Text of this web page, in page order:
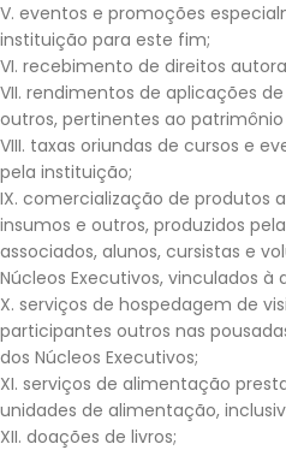
V. eventos e promoções
instituição para este fim;
VI. recebimento de direitos
VII. rendimentos de aplicações
outros, pertinentes ao
VIII. taxas oriundas de cursos e
pela instituição;
IX. comercialização de produtos
insumos e outros, produzidos
associados, alunos, cursistas e
Núcleos Executivos, vinculados à
X. serviços de hospedagem de
participantes outros nas
dos Núcleos Executivos;
XI. serviços de alimentação
unidades de alimentação,
XII. doações de livros;